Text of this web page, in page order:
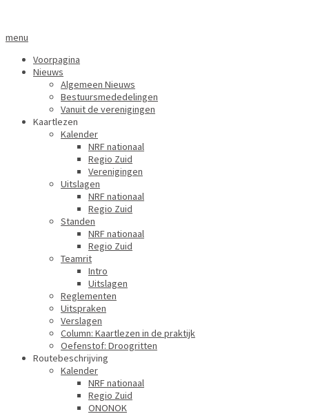
menu
Voorpagina
Nieuws
Algemeen Nieuws
Bestuursmededelingen
Vanuit de verenigingen
Kaartlezen
Kalender
NRF nationaal
Regio Zuid
Verenigingen
Uitslagen
NRF nationaal
Regio Zuid
Standen
NRF nationaal
Regio Zuid
Teamrit
Intro
Uitslagen
Reglementen
Uitspraken
Verslagen
Column: Kaartlezen in de praktijk
Oefenstof: Droogritten
Routebeschrijving
Kalender
NRF nationaal
Regio Zuid
ONONOK